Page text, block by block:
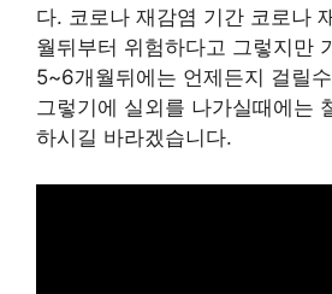
다. 코로나 재감염 기간 코로나
월뒤부터 위험하다고 그렇지만
5~6개월뒤에는 언제든지 걸릴
그렇기에 실외를 나가실때에는
하시길 바라겠습니다.